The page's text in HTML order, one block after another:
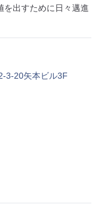
を出すために日々邁進
3-20矢本ビル3F